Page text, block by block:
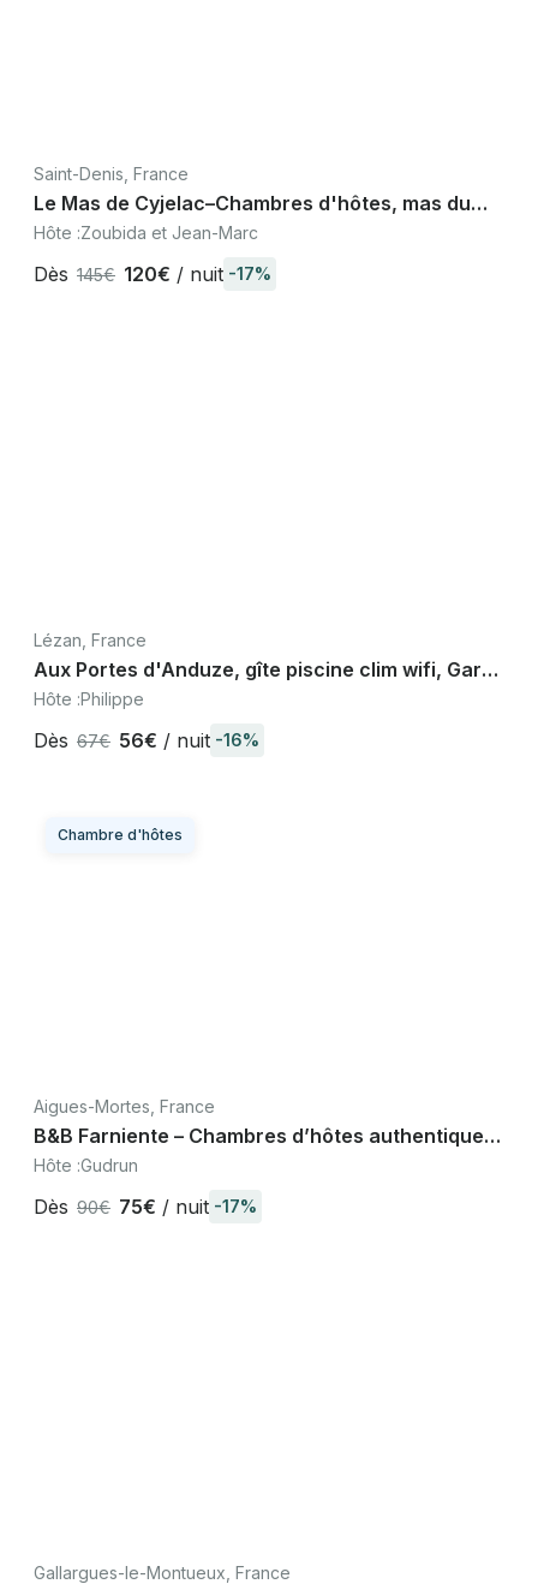
Saint-Denis, France
Le Mas de Cyjelac–Chambres d'hôtes, mas du
XVIIe, piscine, Cèze Gard Provence
Hôte :Zoubida et Jean-Marc
Dès 145€ 120€ / nuit -17%
Lézan, France
Aux Portes d'Anduze, gîte piscine clim wifi, Gard
Cévennes Occitanie
Hôte :Philippe
Dès 67€ 56€ / nuit -16%
Chambre d'hôtes
Aigues-Mortes, France
B&B Farniente – Chambres d’hôtes authentiques
près des remparts d’Aigues-Mortes
Hôte :Gudrun
Dès 90€ 75€ / nuit -17%
Gallargues-le-Montueux, France